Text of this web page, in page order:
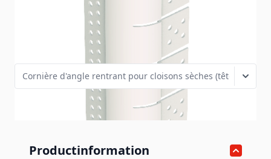
Variantes de produits
Productinformation